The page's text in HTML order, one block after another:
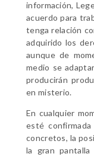
información,
acuerdo para
tenga relación
adquirido los
aunque de
medio se
producirán
en misterio.
En cualquier
esté
concretos, la
la gran